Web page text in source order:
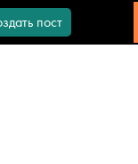
пост